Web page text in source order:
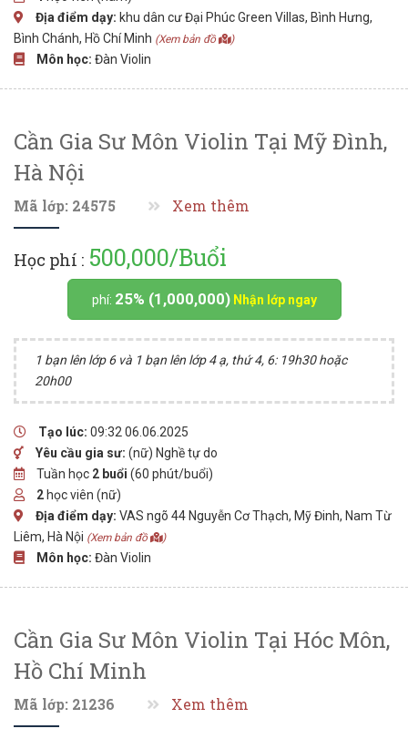
Địa điểm dạy: khu dân cư Đại Phúc Green Villas, Bình Hưng,
Bình Chánh, Hồ Chí Minh (Xem bản đồ )
Môn học: Đàn Violin
Cần Gia Sư Môn Violin Tại Mỹ Đình,
Hà Nội
Mã lớp: 24575 Xem thêm
Học phí : 500,000/Buổi
phí: 25% (1,000,000) Nhận lớp ngay
1 bạn lên lớp 6 và 1 bạn lên lớp 4 ạ, thứ 4, 6: 19h30 hoặc
20h00
Tạo lúc: 09:32 06.06.2025
Yêu cầu gia sư: (nữ) Nghề tự do
Tuần học 2 buổi (60 phút/buổi)
2học viên (nữ)
Địa điểm dạy: VAS ngõ 44 Nguyễn Cơ Thạch, Mỹ Đinh, Nam Từ
Liêm, Hà Nội (Xem bản đồ )
Môn học: Đàn Violin
Cần Gia Sư Môn Violin Tại Hóc Môn,
Hồ Chí Minh
Mã lớp: 21236 Xem thêm